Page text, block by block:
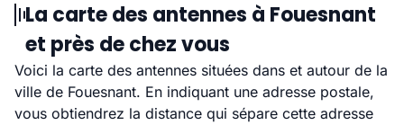
La carte des antennes à Fouesnant
et près de chez vous
Voici la carte des antennes situées dans et autour de la
ville de Fouesnant. En indiquant une adresse postale,
vous obtiendrez la distance qui sépare cette adresse